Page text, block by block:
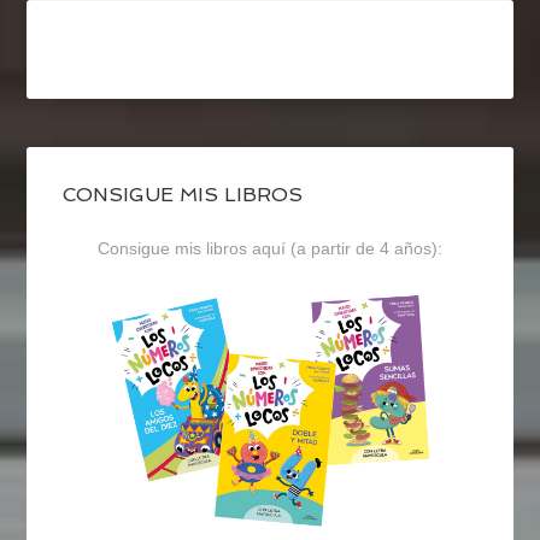
CONSIGUE MIS LIBROS
Consigue mis libros aquí (a partir de 4 años):